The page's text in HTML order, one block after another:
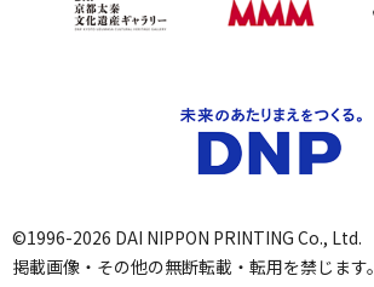
©1996-2026 DAI NIPPON PRINTING Co., Ltd.
掲載画像・その他の無断転載・転用を禁じます。